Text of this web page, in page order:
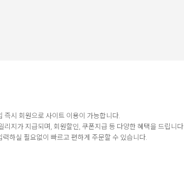
즉시 회원으로 사이트 이용이 가능합니다.
리지가 지급되며, 회원할인, 쿠폰지급 등 다양한 혜택을 드립니다.
하실 필요없이 빠르고 편하게 주문할 수 있습니다.